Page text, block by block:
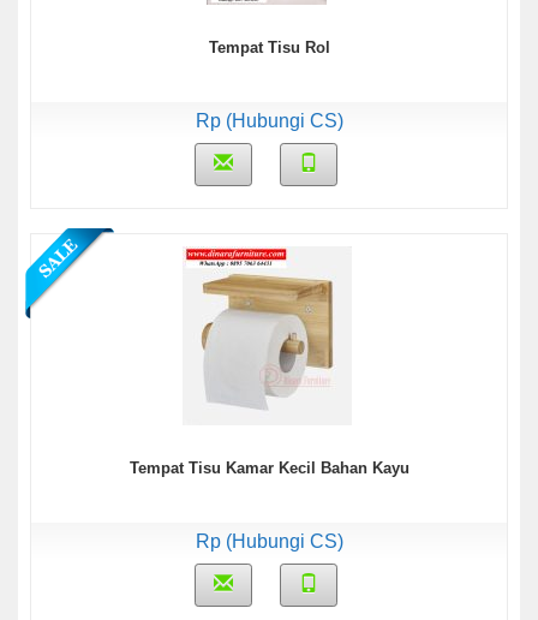
Tempat Tisu Rol
Rp (Hubungi CS)
Tempat Tisu Kamar Kecil Bahan Kayu
Rp (Hubungi CS)